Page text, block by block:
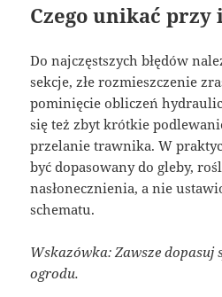
Czego unikać
Do najczęstszych błędów
sekcje, złe rozmieszczenie
pominięcie obliczeń
się też zbyt krótkie
przelanie trawnika. W
być dopasowany do gleby,
nasłonecznienia, a nie
schematu.
Wskazówka: Zawsze dopasuj
ogrodu.